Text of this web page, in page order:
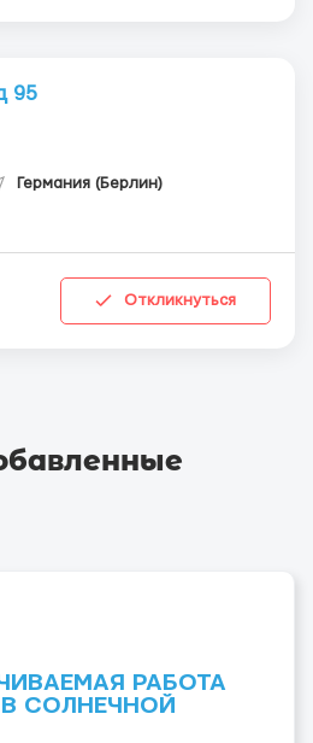
95
Германия (Берлин)
Откликнуться
РАБОТА
СОЛНЕЧНОЙ